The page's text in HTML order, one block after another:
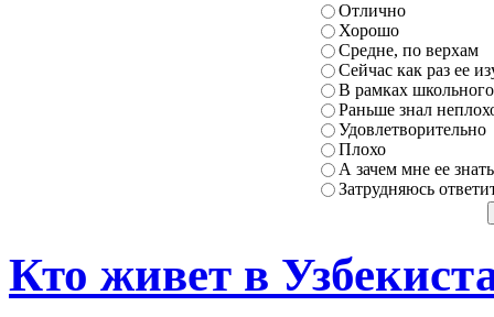
Отлично
Хорошо
Средне, по верхам
Сейчас как раз ее
В рамках
Раньше знал
Удовлетворительно
Плохо
А зачем мне ее
Затрудняюсь
Кто живет в